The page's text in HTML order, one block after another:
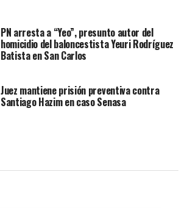
PN arresta a “Yeo”, presunto autor del
homicidio del baloncestista Yeuri Rodríguez
Batista en San Carlos
Juez mantiene prisión preventiva contra
Santiago Hazim en caso Senasa